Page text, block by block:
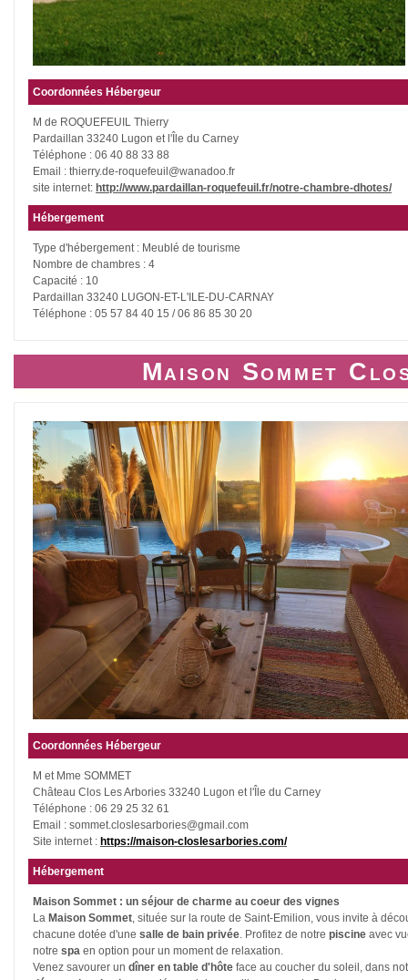
Coordonnées Hébergeur
M de ROQUEFEUIL Thierry
Pardaillan 33240 Lugon et l'Île du Carney
Téléphone : 06 40 88 33 88
Email : thierry.de-roquefeuil@wanadoo.fr
site internet: http://www.pardaillan-roquefeuil.fr/notre-chambre-dhotes/
Hébergement
Type d'hébergement : Meublé de tourisme
Nombre de chambres : 4
Capacité : 10
Pardaillan 33240 LUGON-ET-L'ILE-DU-CARNAY
Téléphone : 05 57 84 40 15 / 06 86 85 30 20
Maison Sommet
Coordonnées Hébergeur
M et Mme SOMMET
Château Clos Les Arbories 33240 Lugon et l'Île du Carney
Téléphone : 06 29 25 32 61
Email : sommet.closlesarbories@gmail.com
Site internet : https://maison-closlesarbories.com/
Hébergement
Maison Sommet : un séjour de charme au coeur des vignes
La Maison Sommet, située sur la route de Saint-Emilion, vous invite à
chacune dotée d'une salle de bain privée. Profitez de notre piscine avec
notre spa en option pour un moment de relaxation.
Venez savourer un dîner en table d'hôte face au coucher du soleil, dans